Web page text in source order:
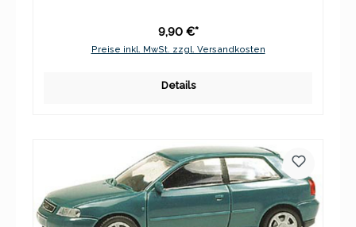
9,90 €*
Preise inkl. MwSt. zzgl. Versandkosten
Details